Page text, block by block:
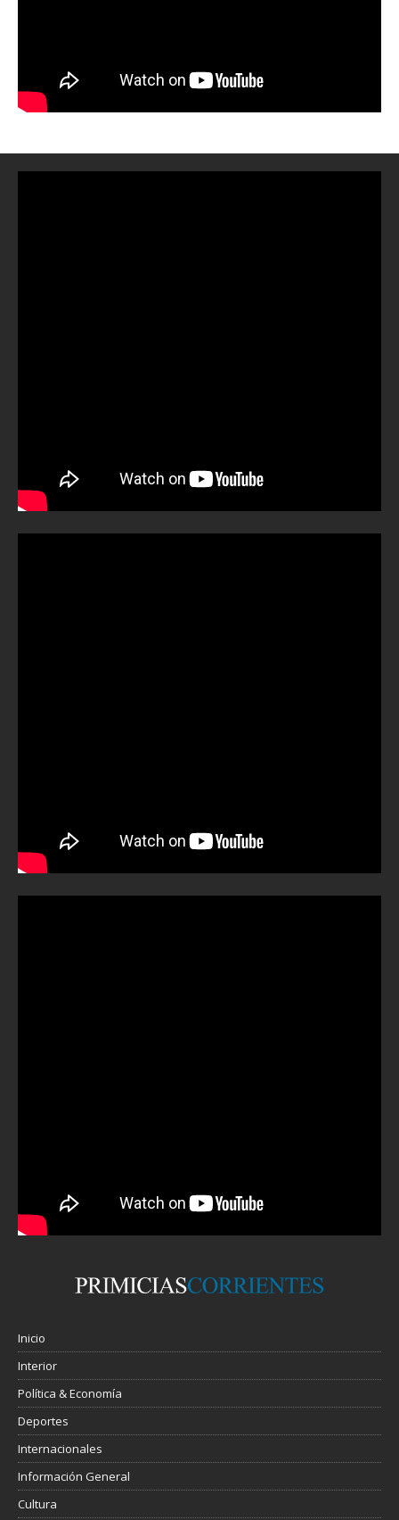
Inicio
Interior
Política & Economía
Deportes
Internacionales
Información General
Cultura